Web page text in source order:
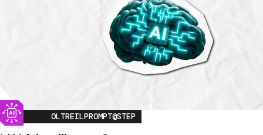
Image
OLTREILPROMPT@STEP